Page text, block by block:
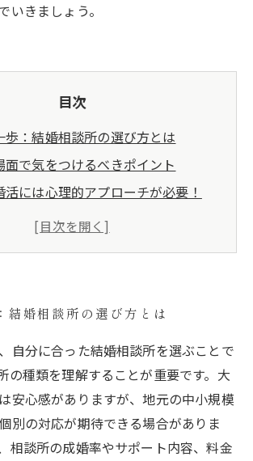
いきましょう。
目次
歩：結婚相談所の選び方とは
面で気をつけるべきポイント
活には心理的アプローチが必要！
る失敗談とその教訓
手に入れるための最終的な鍵とは
が選ばれました！
結婚相談所の選び方とは
自分に合った結婚相談所を選ぶことで
の種類を理解することが重要です。大
安心感がありますが、地元の中小規模
別の対応が期待できる場合がありま
相談所の成婚率やサポート内容、料金